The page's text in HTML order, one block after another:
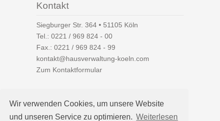
Wir verwenden Cookies, um unsere Website
und unseren Service zu optimieren. Weiterlesen
Kontakt
Siegburger Str. 364 • 51105 Köln
Tel.: 0221 / 969 824 - 00
Fax.: 0221 / 969 824 - 99
kontakt@hausverwaltung-koeln.com
Zum Kontaktformular